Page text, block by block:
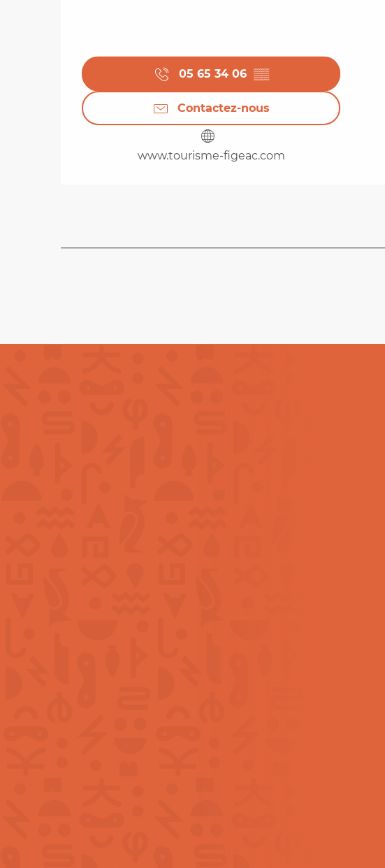
05 65 34 06 ▒▒
Contactez-nous
www.tourisme-figeac.com